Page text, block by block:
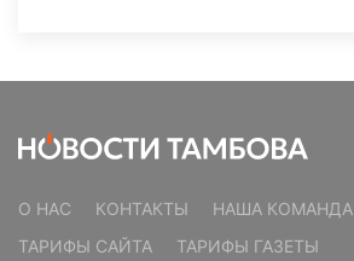
О НАС КОНТАКТЫ НАША КОМАНДА
ТАРИФЫ САЙТА
ТАРИФЫ ГАЗЕТЫ